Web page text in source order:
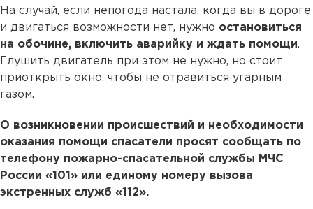
На случай, если непогода настала, когда вы в дороге
и двигаться возможности нет, нужно остановиться
на обочине, включить аварийку и ждать помощи.
Глушить двигатель при этом не нужно, но стоит
приоткрыть окно, чтобы не отравиться угарным
газом.
О возникновении происшествий и необходимости
оказания помощи спасатели просят сообщать по
телефону пожарно-спасательной службы МЧС
России «101» или единому номеру вызова
экстренных служб «112».